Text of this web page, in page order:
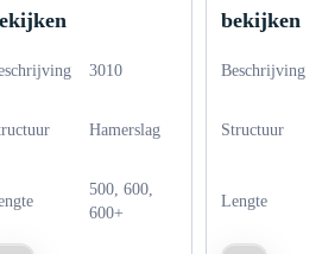
3010
Hamerslag
500, 600,
600+
bekijken
Beschrijving
Structuur
Lengte